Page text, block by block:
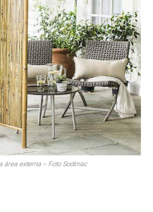
área externa – Foto Sodimac